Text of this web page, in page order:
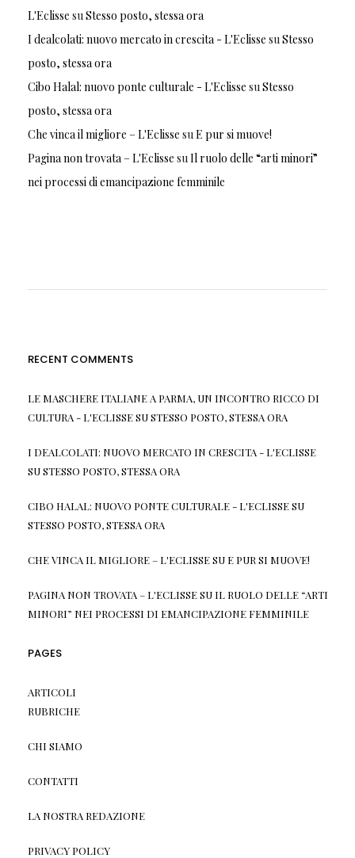
L'Eclisse su Stesso posto, stessa ora
I dealcolati: nuovo mercato in crescita - L'Eclisse su Stesso
posto, stessa ora
Cibo Halal: nuovo ponte culturale - L'Eclisse su Stesso
posto, stessa ora
Che vinca il migliore – L'Eclisse su E pur si muove!
Pagina non trovata – L'Eclisse su Il ruolo delle “arti minori”
nei processi di emancipazione femminile
RECENT COMMENTS
LE MASCHERE ITALIANE A PARMA, UN INCONTRO RICCO DI
CULTURA - L'ECLISSESUSTESSO POSTO, STESSA ORA
I DEALCOLATI: NUOVO MERCATO IN CRESCITA - L'ECLISSE
SUSTESSO POSTO, STESSA ORA
CIBO HALAL: NUOVO PONTE CULTURALE - L'ECLISSESU
STESSO POSTO, STESSA ORA
CHE VINCA IL MIGLIORE – L'ECLISSESU E PUR SI MUOVE!
PAGINA NON TROVATA – L'ECLISSESU IL RUOLO DELLE “ARTI
MINORI” NEI PROCESSI DI EMANCIPAZIONE FEMMINILE
PAGES
ARTICOLI
RUBRICHE
CHI SIAMO
CONTATTI
LA NOSTRA REDAZIONE
PRIVACY POLICY